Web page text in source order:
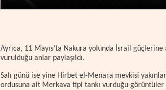
Ayrıca, 11 Mayıs’ta Nakura yolunda İsrail
vurulduğu anlar paylaşıldı.
Salı günü ise yine Hirbet el-Menara mevkisi
ordusuna ait Merkava tipi tankı vurduğu